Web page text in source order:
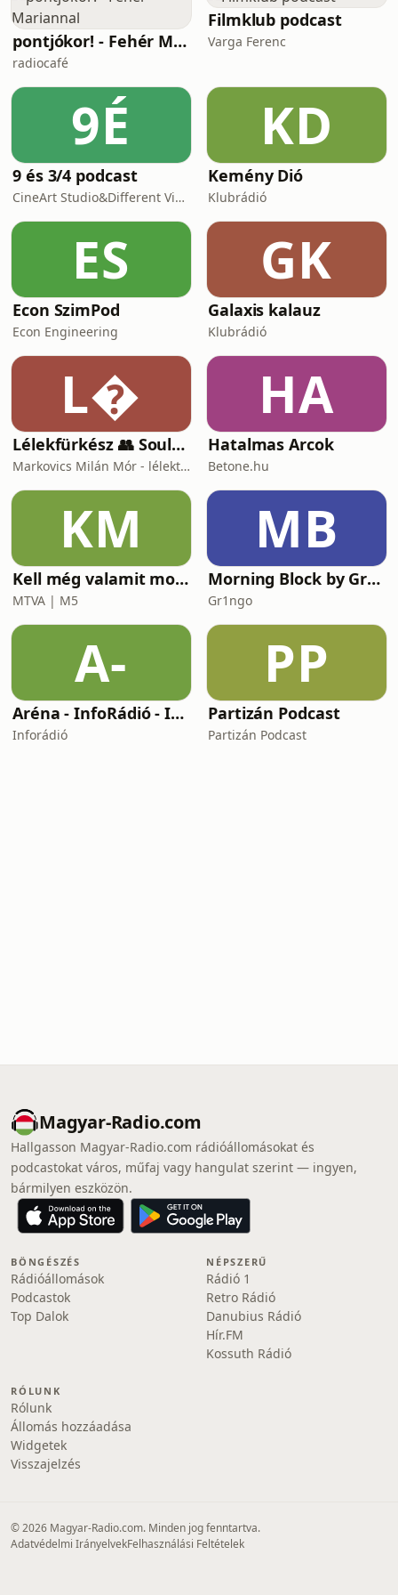
ArnoldKészítette a Szent Bertalan
Harangjai Médiamissziós Alapítvány
2026-ban.
pontjókor! - Fehér Mariannal
radiocafé
Filmklub podcast
Varga Ferenc
9É
9 és 3/4 podcast
CineArt Studio&Different View Production
KD
Kemény Dió
Klubrádió
ES
Econ SzimPod
Econ Engineering
GK
Galaxis kalauz
Klubrádió
L
Lélekfürkész 👥 SoulScout
Markovics Milán Mór - lélektan, tudomány, vallás, harc
HA
Hatalmas Arcok
Betone.hu
KM
Kell még valamit mondanom, Ildikó?
MTVA | M5
MB
Morning Block by Gr1ngo
Gr1ngo
A-
Aréna - InfoRádió - Infostart.hu
Inforádió
PP
Partizán Podcast
Partizán Podcast
Magyar-Radio.com
Hallgasson Magyar-Radio.com rádióállomásokat és
podcastokat város, műfaj vagy hangulat szerint — ingyen,
bármilyen eszközön.
BÖNGÉSZÉS
Rádióállomások
Podcastok
Top Dalok
NÉPSZERŰ
Rádió 1
Retro Rádió
Danubius Rádió
Hír.FM
Kossuth Rádió
RÓLUNK
Rólunk
Állomás hozzáadása
Widgetek
Visszajelzés
© 2026 Magyar-Radio.com. Minden jog fenntartva.
Adatvédelmi IrányelvekFelhasználási Feltételek